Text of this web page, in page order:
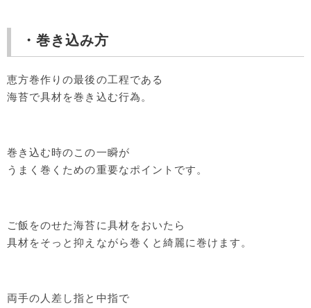
・巻き込み方
恵方巻作りの最後の工程である
海苔で具材を巻き込む行為。
巻き込む時のこの一瞬が
うまく巻くための重要なポイントです。
ご飯をのせた海苔に具材をおいたら
具材をそっと抑えながら巻くと綺麗に巻けます。
両手の人差し指と中指で